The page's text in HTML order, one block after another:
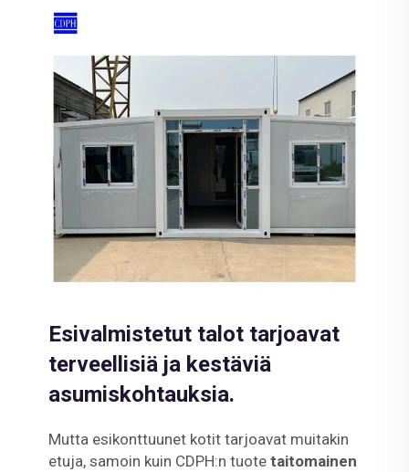
Esivalmistetut talot tarjoavat
terveellisiä ja kestäviä
asumiskohtauksia.
Mutta esikonttuunet kotit tarjoavat muitakin
etuja, samoin kuin CDPH:n tuote taitomainen